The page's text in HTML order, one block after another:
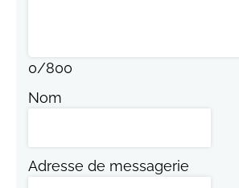
0/800
Nom
Adresse de messagerie